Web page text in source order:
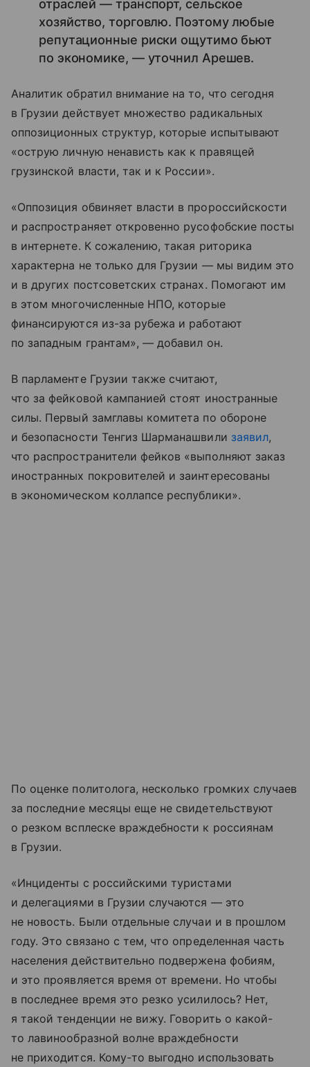
отраслей — транспорт, сельское
хозяйство, торговлю. Поэтому любые
репутационные риски ощутимо бьют
по экономике, — уточнил Арешев.
Аналитик обратил внимание на то, что сегодня
в Грузии действует множество радикальных
оппозиционных структур, которые испытывают
«острую личную ненависть как к правящей
грузинской власти, так и к России».
«Оппозиция обвиняет власти в пророссийскости
и распространяет откровенно русофобские посты
в интернете. К сожалению, такая риторика
характерна не только для Грузии — мы видим это
и в других постсоветских странах. Помогают им
в этом многочисленные НПО, которые
финансируются из-за рубежа и работают
по западным грантам», — добавил он.
В парламенте Грузии также считают,
что за фейковой кампанией стоят иностранные
силы. Первый замглавы комитета по обороне
и безопасности Тенгиз Шарманашвили заявил,
что распространители фейков «выполняют заказ
иностранных покровителей и заинтересованы
в экономическом коллапсе республики».
По оценке политолога, несколько громких случаев
за последние месяцы еще не свидетельствуют
о резком всплеске враждебности к россиянам
в Грузии.
«Инциденты с российскими туристами
и делегациями в Грузии случаются — это
не новость. Были отдельные случаи и в прошлом
году. Это связано с тем, что определенная часть
населения действительно подвержена фобиям,
и это проявляется время от времени. Но чтобы
в последнее время это резко усилилось? Нет,
я такой тенденции не вижу. Говорить о какой-
то лавинообразной волне враждебности
не приходится. Кому-то выгодно использовать